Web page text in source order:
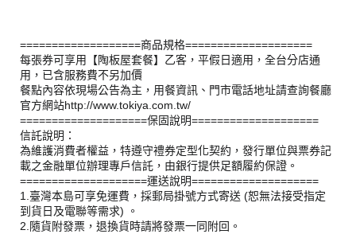
===================商品規格====================
每張券可享用【陶板屋套餐】乙客，平假日適用，全台分店通
用，已含服務費不另加價
餐點內容依現場公告為主，用餐資訊、門市電話地址請查詢餐廳
官方網站http://www.tokiya.com.tw/
====================保固說明====================
信託說明：
為維護消費者權益，特遵守禮券定型化契約，發行單位與票券記
載之金融單位辦理專戶信託，由銀行提供足額履約保證。
====================運送說明====================
1.臺灣本島可享免運費，採郵局掛號方式寄送 (恕無法接受指定
到貨日及電聯等需求) 。
2.隨貨附發票，退換貨時請將發票一同附回。